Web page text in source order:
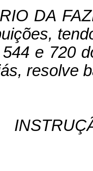
DA
e 720
resolve